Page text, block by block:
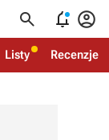
  
Listy Recenzje